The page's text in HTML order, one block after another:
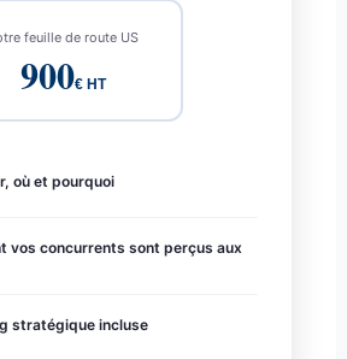
feuille de route US
900€ HT
où et pourquoi
vos concurrents sont perçus aux
stratégique incluse